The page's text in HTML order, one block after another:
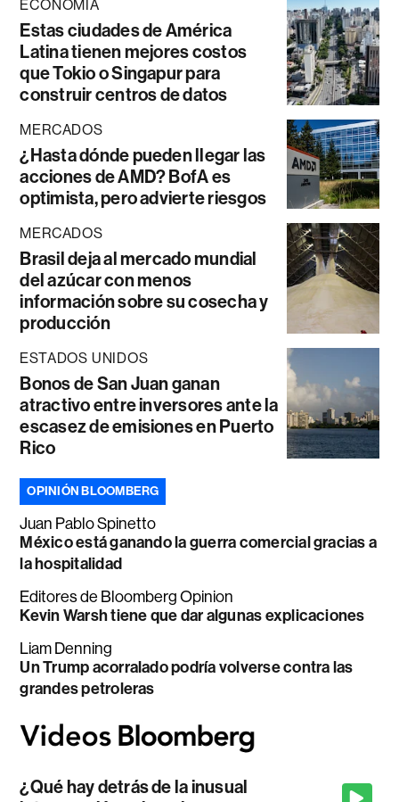
ECONOMÍA
Estas ciudades de América
Latina tienen mejores costos
que Tokio o Singapur para
construir centros de datos
MERCADOS
¿Hasta dónde pueden llegar las
acciones de AMD? BofA es
optimista, pero advierte riesgos
MERCADOS
Brasil deja al mercado mundial
del azúcar con menos
información sobre su cosecha y
producción
ESTADOS UNIDOS
Bonos de San Juan ganan
atractivo entre inversores ante la
escasez de emisiones en Puerto
Rico
OPINIÓN BLOOMBERG
Juan Pablo Spinetto
México está ganando la guerra comercial gracias a
la hospitalidad
Editores de Bloomberg Opinion
Kevin Warsh tiene que dar algunas explicaciones
Liam Denning
Un Trump acorralado podría volverse contra las
grandes petroleras
¿Qué hay detrás de la inusual